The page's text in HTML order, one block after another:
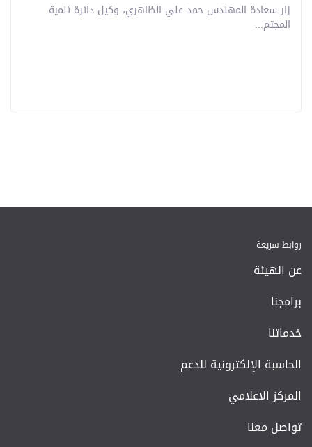
زار سعادة المهندس حمد علي الظاهري، وكيل دائرة تنمية
المجتم...
روابط سريعة
عن الهيئة
برامجنا
خدماتنا
الحاسبة الإلكترونية للدعم
المركز الاعلامي
تواصل معنا